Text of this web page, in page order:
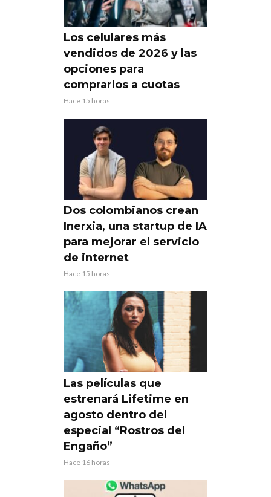
Los celulares más
vendidos de 2026 y las
opciones para
comprarlos a cuotas
Hace 15 horas
Dos colombianos crean
Inerxia, una startup de IA
para mejorar el servicio
de internet
Hace 15 horas
Las películas que
estrenará Lifetime en
agosto dentro del
especial “Rostros del
Engaño”
Hace 16 horas